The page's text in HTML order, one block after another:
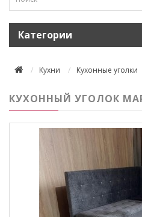
Категории
Кухни Кухонные уголки
КУХОННЫЙ УГОЛОК